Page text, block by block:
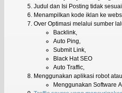
Judul dan Isi Posting tidak sesuai
Menampilkan kode iklan ke
Over Optimasi melalui sumber
Backlink,
Auto Ping,
Submit Link,
Black Hat SEO
Auto Traffic,
Menggunakan aplikasi robot
Menggunakan Software